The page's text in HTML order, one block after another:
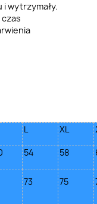
i wytrzymały.
L XL
54 58
73 75